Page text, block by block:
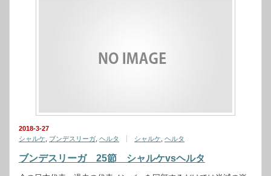
2018-3-27
シャルケ
ブンデスリーガ ヘルタ シャルケ ヘルタ
ブンデスリーガ 25節 シャルケvsヘルタ